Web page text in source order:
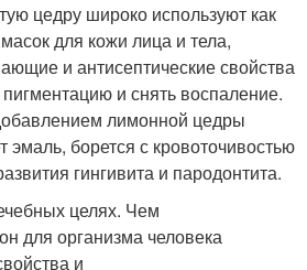
цедру широко используют как
для кожи лица и тела,
и антисептические свойства
и снять воспаление.
лимонной цедры
эмаль, борется с кровоточивостью
гингивита и пародонтита.